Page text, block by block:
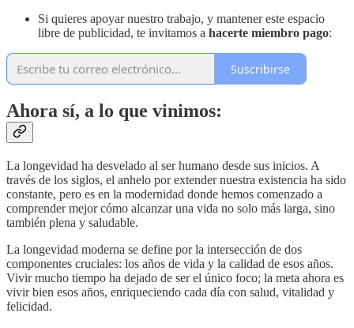
Si quieres apoyar nuestro trabajo, y mantener este espacio
libre de publicidad, te invitamos a hacerte miembro pago:
Suscribirse
Ahora sí, a lo que vinimos:
La longevidad ha desvelado al ser humano desde sus inicios. A
través de los siglos, el anhelo por extender nuestra existencia ha sido
constante, pero es en la modernidad donde hemos comenzado a
comprender mejor cómo alcanzar una vida no solo más larga, sino
también plena y saludable.
La longevidad moderna se define por la intersección de dos
componentes cruciales: los años de vida y la calidad de esos años.
Vivir mucho tiempo ha dejado de ser el único foco; la meta ahora es
vivir bien esos años, enriqueciendo cada día con salud, vitalidad y
felicidad.